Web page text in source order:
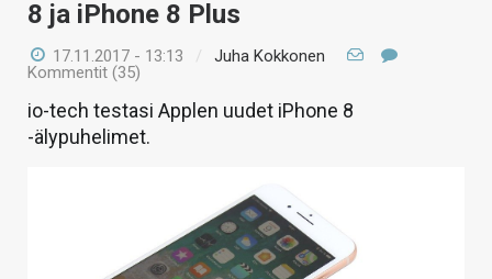
8 ja iPhone 8 Plus
17.11.2017 - 13:13 /
Juha Kokkonen
Kommentit (35)
io-tech testasi Applen uudet iPhone 8
-älypuhelimet.